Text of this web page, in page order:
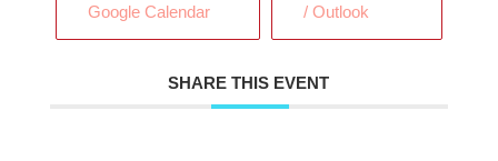
Google Calendar
/ Outlook
SHARE THIS EVENT